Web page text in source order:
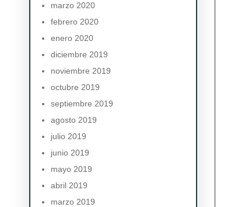
marzo 2020
febrero 2020
enero 2020
diciembre 2019
noviembre 2019
octubre 2019
septiembre 2019
agosto 2019
julio 2019
junio 2019
mayo 2019
abril 2019
marzo 2019